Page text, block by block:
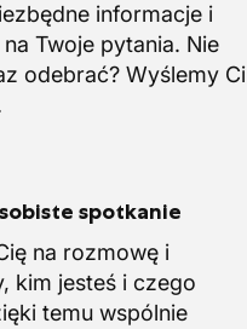
informacje i
Twoje pytania. Nie
odebrać? Wyślemy Ci
spotkanie
na rozmowę i
kim jesteś i czego
temu wspólnie